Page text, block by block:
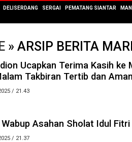
DELISERDANG SERGAI PEMATANG SIANTAR
» ARSIP BERITA
Ucapkan Terima Kasih ke
Takbiran Tertib dan Aman
/ 21.43
Asahan Sholat Idul
/ 21.37